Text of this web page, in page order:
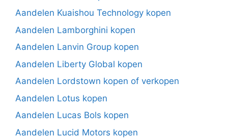
Aandelen Kuaishou Technology kopen
Aandelen Lamborghini kopen
Aandelen Lanvin Group kopen
Aandelen Liberty Global kopen
Aandelen Lordstown kopen of verkopen
Aandelen Lotus kopen
Aandelen Lucas Bols kopen
Aandelen Lucid Motors kopen